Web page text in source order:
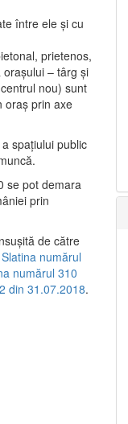
între ele şi cu
prietenos,
– târg şi
nou) sunt
oraş prin axe
spaţiului public
se pot demara
prin
de către
numărul
numărul 310
din 31.07.2018.